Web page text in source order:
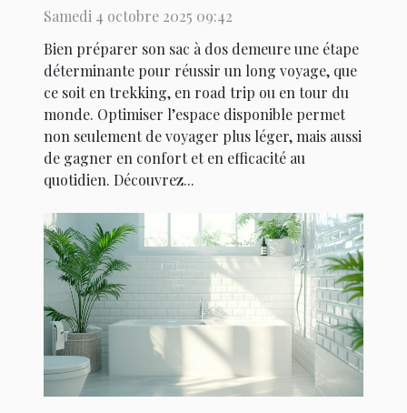
voyages ?
Samedi 4 octobre 2025 09:42
Bien préparer son sac à dos demeure une étape
déterminante pour réussir un long voyage, que
ce soit en trekking, en road trip ou en tour du
monde. Optimiser l’espace disponible permet
non seulement de voyager plus léger, mais aussi
de gagner en confort et en efficacité au
quotidien. Découvrez...